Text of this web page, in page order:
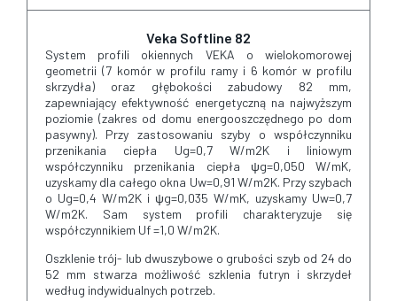
Veka Softline 82
System profili okiennych VEKA o wielokomorowej
geometrii (7 komór w profilu ramy i 6 komór w profilu
skrzydła) oraz głębokości zabudowy 82 mm,
zapewniający efektywność energetyczną na najwyższym
poziomie (zakres od domu energooszczędnego po dom
pasywny). Przy zastosowaniu szyby o współczynniku
przenikania ciepła Ug=0,7 W/m2K i liniowym
współczynniku przenikania ciepła ψg=0,050 W/mK,
uzyskamy dla całego okna Uw=0,91 W/m2K. Przy szybach
o Ug=0,4 W/m2K i ψg=0,035 W/mK, uzyskamy Uw=0,7
W/m2K. Sam system profili charakteryzuje się
współczynnikiem Uf =1,0 W/m2K.
Oszklenie trój- lub dwuszybowe o grubości szyb od 24 do
52 mm stwarza możliwość szklenia futryn i skrzydeł
według indywidualnych potrzeb.